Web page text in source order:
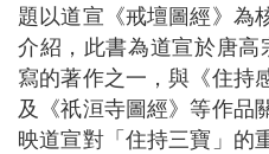
題以道宣《戒壇圖經》為
介紹，此書為道宣於唐高
寫的著作之一，與《住持
及《祇洹寺圖經》等作品
映道宣對「住持三寶」的